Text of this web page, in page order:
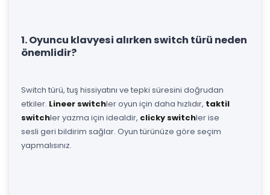
1. Oyuncu klavyesi alırken switch türü neden
önemlidir?
Switch türü, tuş hissiyatını ve tepki süresini doğrudan
etkiler. Lineer switchler oyun için daha hızlıdır, taktil
switchler yazma için idealdir, clicky switchler ise
sesli geri bildirim sağlar. Oyun türünüze göre seçim
yapmalısınız.